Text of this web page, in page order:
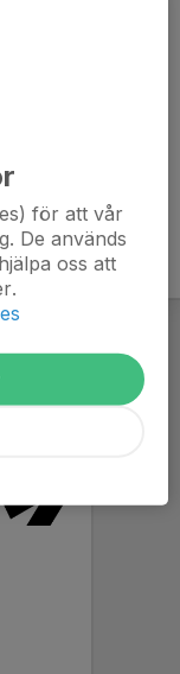
för att vår
De används
oss att